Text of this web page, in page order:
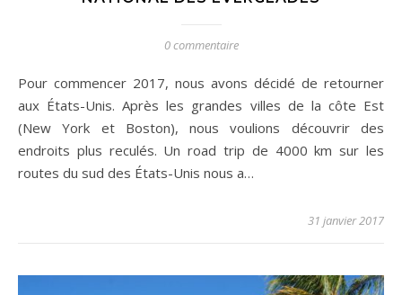
0 commentaire
Pour commencer 2017, nous avons décidé de retourner
aux États-Unis. Après les grandes villes de la côte Est
(New York et Boston), nous voulions découvrir des
endroits plus reculés. Un road trip de 4000 km sur les
routes du sud des États-Unis nous a…
31 janvier 2017